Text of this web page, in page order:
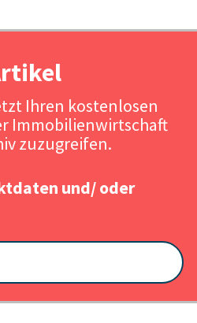
Ihren kostenlosen
Immobilienwirtschaft
zuzugreifen.
und/ oder